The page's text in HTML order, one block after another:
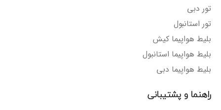
تور دبی
تور استانبول
بلیط هواپیما کیش
بلیط هواپیما استانبول
بلیط هواپیما دبی
راهنما و پشتیبانی